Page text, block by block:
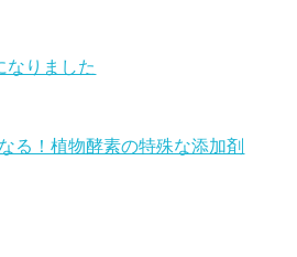
なりました
る！植物酵素の特殊な添加剤